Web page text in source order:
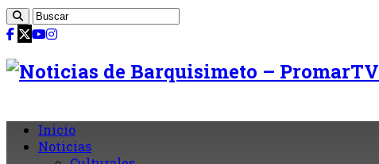
Inicio
Noticias